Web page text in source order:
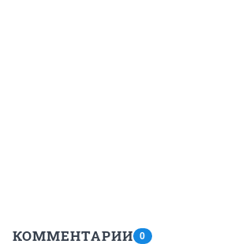
КОММЕНТАРИИ 0